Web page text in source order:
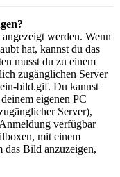
werden. Wenn
hat, kannst du das
musst du zu einem
zugänglichen Server
bild.gif. Du kannst
eigenen PC
Server),
verfügbar
mit einem
das Bild anzuzeigen,